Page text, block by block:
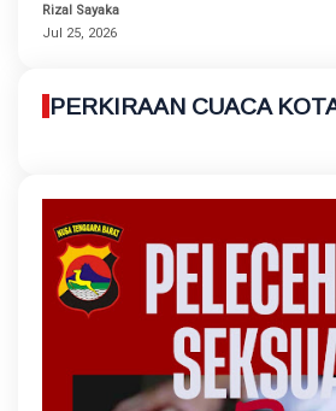
Rizal Sayaka
Jul 25, 2026
PERKIRAAN CUACA